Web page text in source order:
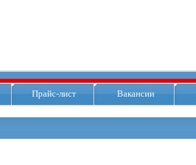
Прайс-лист Вакансии